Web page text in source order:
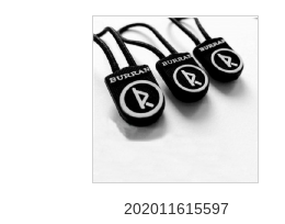
202011615597